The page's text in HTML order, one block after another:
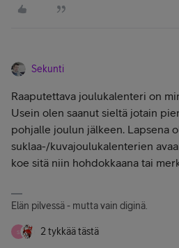
Sekunti
Raaputettava joulukalenteri on
Usein olen saanut sieltä jotain
pohjalle joulun jälkeen. Lapsena
suklaa-/kuvajoulukalenterien
koe sitä niin hohdokkaana tai
Elän pilvessä - mutta vain diginä.
S 2 tykkää tästä